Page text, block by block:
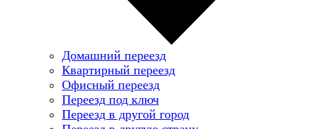
Домашний переезд
Квартирный переезд
Офисный переезд
Переезд под ключ
Переезд в другой город